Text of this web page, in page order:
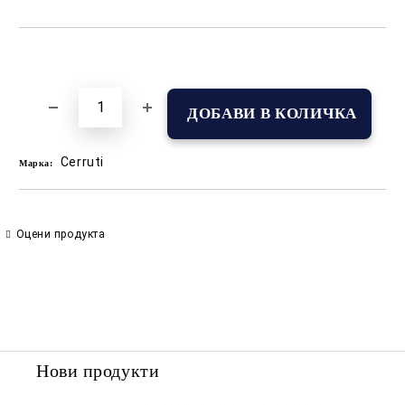
Марка: Cerruti
Оцени продукта
Нови продукти